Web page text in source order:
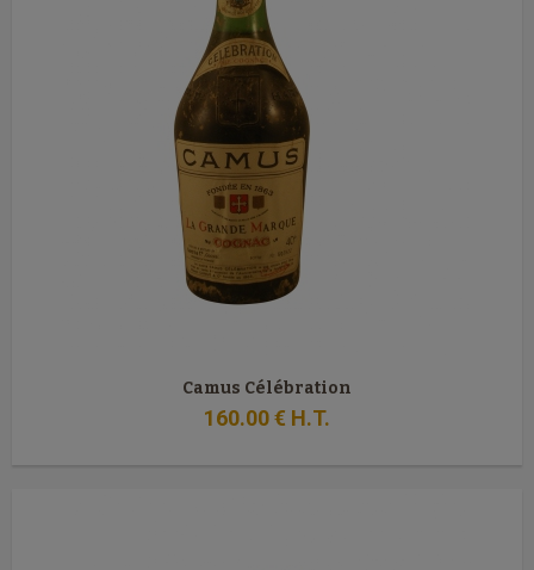
Camus Célébration
160.00€ H.T.